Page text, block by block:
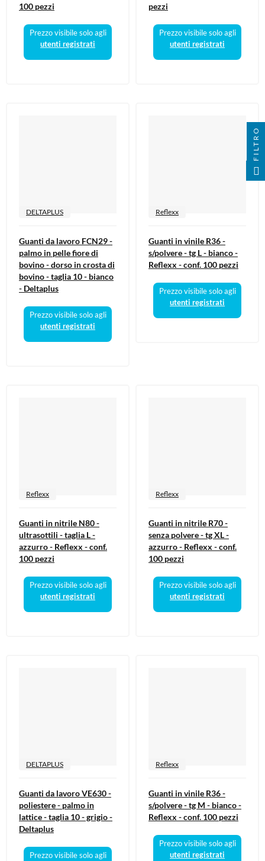
100 pezzi
Prezzo visibile solo agli
utenti registrati
pezzi
Prezzo visibile solo agli
utenti registrati
DELTAPLUS
Guanti da lavoro FCN29 -
palmo in pelle fiore di
bovino - dorso in crosta di
bovino - taglia 10 - bianco
- Deltaplus
Prezzo visibile solo agli
utenti registrati
Reflexx
Guanti in vinile R36 -
s/polvere - tg L - bianco -
Reflexx - conf. 100 pezzi
Prezzo visibile solo agli
utenti registrati
Reflexx
Guanti in nitrile N80 -
ultrasottili - taglia L -
azzurro - Reflexx - conf.
100 pezzi
Prezzo visibile solo agli
utenti registrati
Reflexx
Guanti in nitrile R70 -
senza polvere - tg XL -
azzurro - Reflexx - conf.
100 pezzi
Prezzo visibile solo agli
utenti registrati
DELTAPLUS
Guanti da lavoro VE630 -
poliestere - palmo in
lattice - taglia 10 - grigio -
Deltaplus
Prezzo visibile solo agli
Reflexx
Guanti in vinile R36 -
s/polvere - tg M - bianco -
Reflexx - conf. 100 pezzi
Prezzo visibile solo agli
utenti registrati
FILTRO